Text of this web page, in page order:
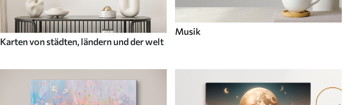
Karten von städten, ländern und der welt
Musik